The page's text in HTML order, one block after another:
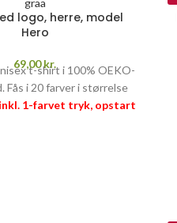
logo, herre, model
Hero
69,00kr.
t-shirt i 100% OEKO-
Fås i 20 farver i størrelse
1-farvet tryk, opstart